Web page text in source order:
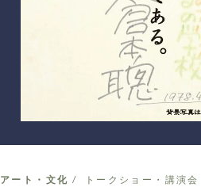
アート・文化 トークショー・講演会